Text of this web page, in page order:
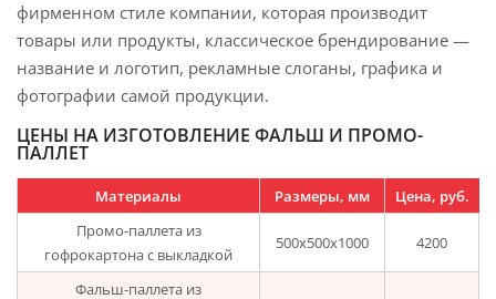
фирменном стиле компании, которая производит
товары или продукты, классическое брендирование —
название и логотип, рекламные слоганы, графика и
фотографии самой продукции.
ЦЕНЫ НА ИЗГОТОВЛЕНИЕ ФАЛЬШ И ПРОМО-
ПАЛЛЕТ
Материалы Размеры, мм
Цена, руб.
Промо-паллета из
гофрокартона с выкладкой
500х500х1000 4200
Фальш-паллета из